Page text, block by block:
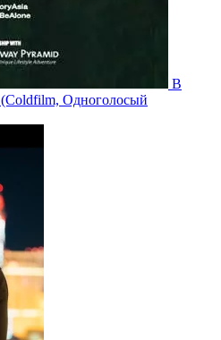
В
(Coldfilm, Одноголосый